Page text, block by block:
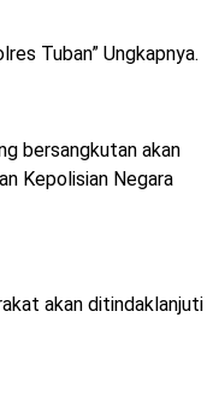
Tuban” Ungkapnya.
bersangkutan akan
Kepolisian Negara
akan ditindaklanjuti